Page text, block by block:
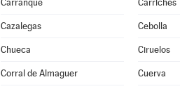
Carranque Carriches
Cazalegas Cebolla
Chueca Ciruelos
Corral de Almaguer Cuerva